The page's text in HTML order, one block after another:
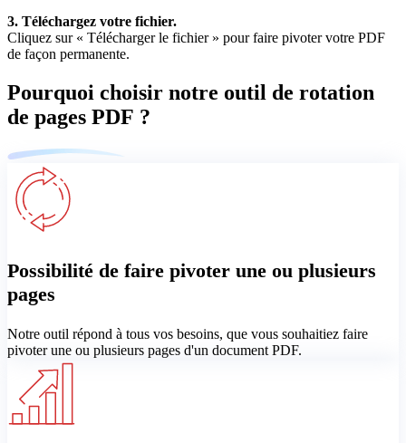
3. Téléchargez votre fichier.
Cliquez sur « Télécharger le fichier » pour faire pivoter votre PDF
de façon permanente.
Pourquoi choisir notre outil de rotation
de pages PDF ?
Possibilité de faire pivoter une ou plusieurs
pages
Notre outil répond à tous vos besoins, que vous souhaitiez faire
pivoter une ou plusieurs pages d'un document PDF.